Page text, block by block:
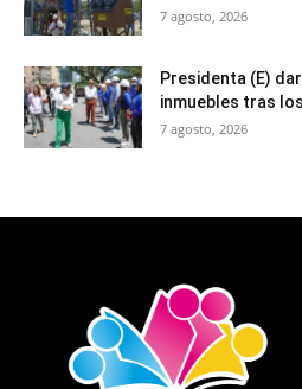
7 agosto, 2026
Presidenta (E)
inmuebles tras
7 agosto, 2026